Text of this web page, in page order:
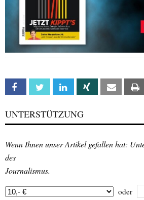
Facebook Twitter Linkedin Xing Email
UNTERSTÜTZUNG
Wenn Ihnen unser Artikel gefallen hat:
des
Journalismus.
oder